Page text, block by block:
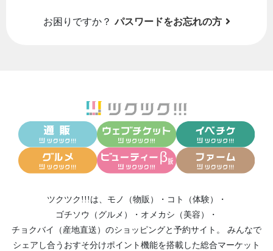
お困りですか？ パスワードをお忘れの方
ツクツク!!!は、 モノ（物販） ・ コト（体験）
・
ゴチソウ（グルメ）
・ オメカシ（美容）
・
チョクバイ（産地直送） のショッピングと予約サイト。
みんなで
シェアし合う おすそ分けポイント機能を搭載した総合マーケット